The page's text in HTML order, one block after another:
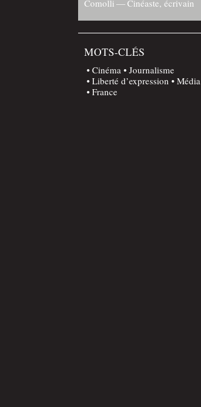
Comolli — Cinéaste, écrivain
MOTS-CLÉS
Cinéma
Journalisme
Liberté d’expression
Média
France